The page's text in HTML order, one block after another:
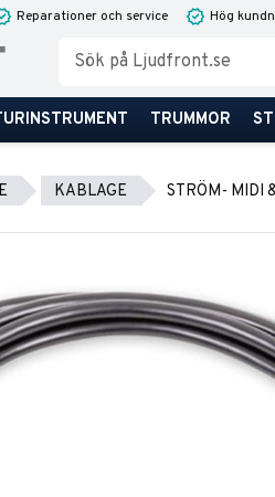
Reparationer och service Hög
TRUMMOR
KABLAGE STRÖM- MIDI